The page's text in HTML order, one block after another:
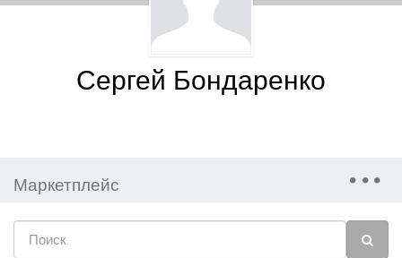
Сергей Бондаренко
Маркетплейс